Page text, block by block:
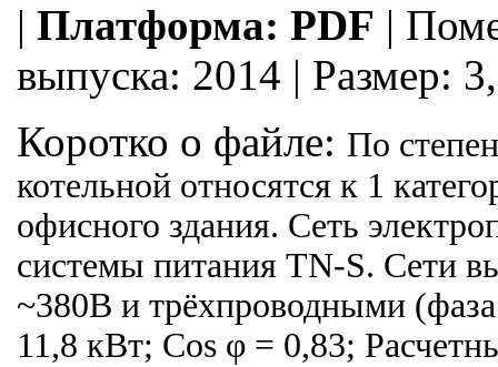
| Платформа: PDF |
выпуска: 2014 | Размер:
Коротко о файле: По
котельной относятся к 1
офисного здания. Сеть
системы питания TN-S. Сети
~380В и трёхпроводными
11,8 кВт; Cos φ = 0,83;